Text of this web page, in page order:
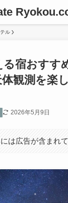
ル
宿おすす
観測を楽
2026年5月9日
は広告が含まれて